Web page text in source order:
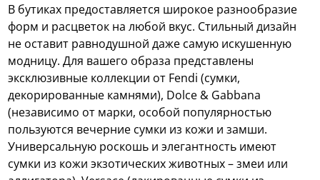
В бутиках предоставляется широкое разнообразие
форм и расцветок на любой вкус. Стильный дизайн
не оставит равнодушной даже самую искушенную
модницу. Для вашего образа представлены
эксклюзивные коллекции от Fendi (сумки,
декорированные камнями), Dolce & Gabbana
(независимо от марки, особой популярностью
пользуются вечерние сумки из кожи и замши.
Универсальную роскошь и элегантность имеют
сумки из кожи экзотических животных – змеи или